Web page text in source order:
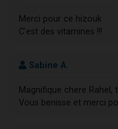
Merci pour ce hizouk
C'est des vitamines !!!
Sabine A.
Magnifique chere Rahel,
Vous benisse et merci